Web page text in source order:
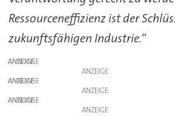
Ressourceneffizienz ist der
zukunftsfähigen Industrie.“
ANZEIGE
ANZEIGE
ANZEIGE
ANZEIGE
ANZEIGE
ANZEIGE